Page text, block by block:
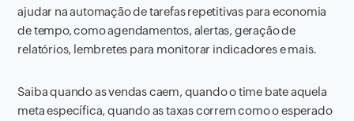
ajudar na automação de tarefas repetitivas para economia
de tempo, como agendamentos, alertas, geração de
relatórios, lembretes para monitorar indicadores e mais.
Saiba quando as vendas caem, quando o time bate aquela
meta específica, quando as taxas correm como o esperado